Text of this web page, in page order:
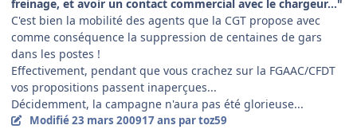
freinage, et avoir un contact commercial avec le chargeur…"
C'est bien la mobilité des agents que la CGT propose avec
comme conséquence la suppression de centaines de gars
dans les postes !
Effectivement, pendant que vous crachez sur la FGAAC/CFDT
vos propositions passent inaperçues...
Décidemment, la campagne n'aura pas été glorieuse...
Modifié23 mars 200917 ans par toz59